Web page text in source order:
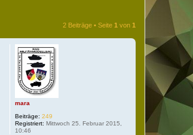
2 Beiträge • Seite 1 von 1
mara
Beiträge: 249
Registriert: Mittwoch 25. Februar 2015,
10:46